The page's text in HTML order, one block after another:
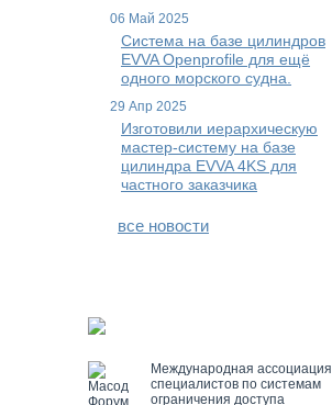
06 Май 2025
Система на базе цилиндров
EVVA Openprofile для ещё
одного морского судна.
29 Апр 2025
Изготовили иерархическую
мастер-систему на базе
цилиндра EVVA 4KS для
частного заказчика
все новости
Международная ассоциация
специалистов по системам
ограничения доступа